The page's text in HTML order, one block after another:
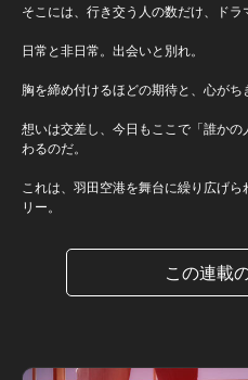
そこには、行き交う人の数だけ、ドラ
日常と非日常。出会いと別れ。
胸を締め付けるほどの期待と、心がち
想いは交差し、今日もここで「誰か
わるのだ。
これは、羽田空港を舞台に繰り広げ
リー。
この連載